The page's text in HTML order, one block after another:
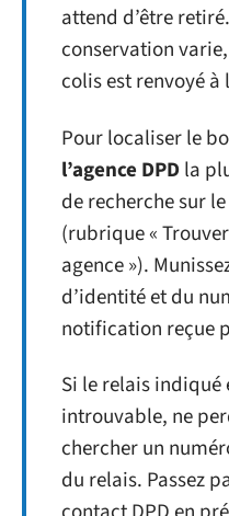
attend d’être
conservation
colis est renvoyé à
Pour localiser le
l’agence DPDla
de recherche sur
(rubrique «
agence »).
d’identité et du
notification reçue
Si le relais indiqué
introuvable, ne
chercher un
du relais. Passez